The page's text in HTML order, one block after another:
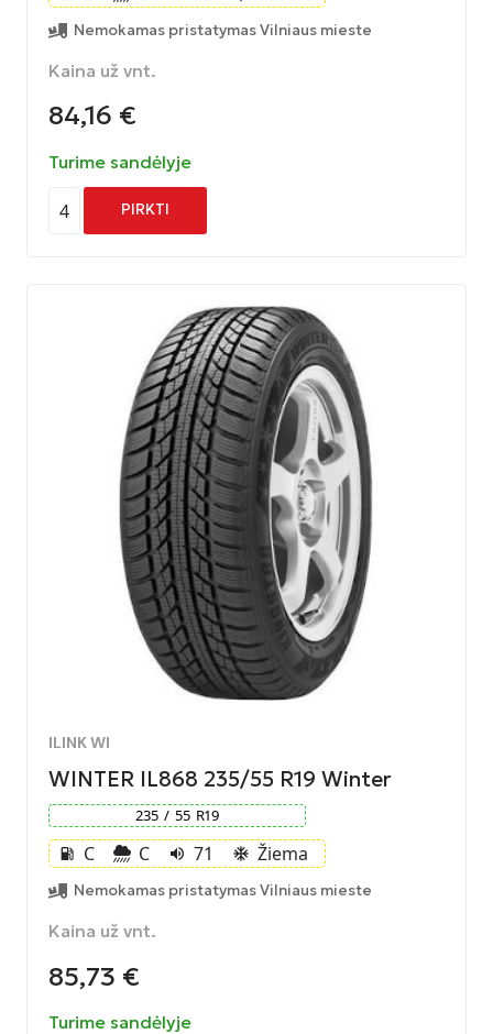
Nemokamas pristatymas Vilniaus mieste
Kaina už vnt.
84,16 €
Turime sandėlyje
4 PIRKTI
ILINK WI
WINTER IL868 235/55 R19 Winter
235 / 55 R19
local_gas_station C C volume_up 71 ac_unit Žiema
Nemokamas pristatymas Vilniaus mieste
Kaina už vnt.
85,73 €
Turime sandėlyje